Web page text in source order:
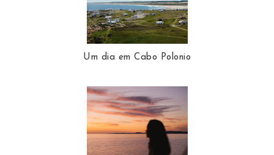
Um dia em Cabo Polonio